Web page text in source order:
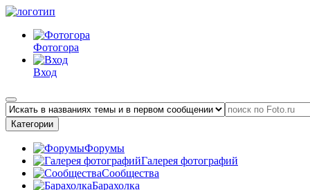
Фотогора
Вход
Категории
Форумы
Галерея фотографий
Сообщества
Барахолка